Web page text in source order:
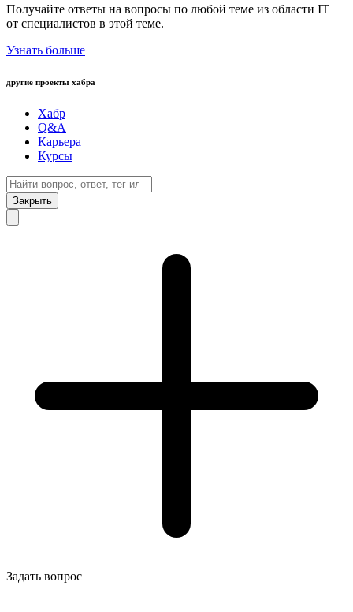
Получайте ответы на вопросы по любой теме из области IT
от специалистов в этой теме.
Узнать больше
другие проекты хабра
Хабр
Q&A
Карьера
Курсы
Закрыть
Задать вопрос